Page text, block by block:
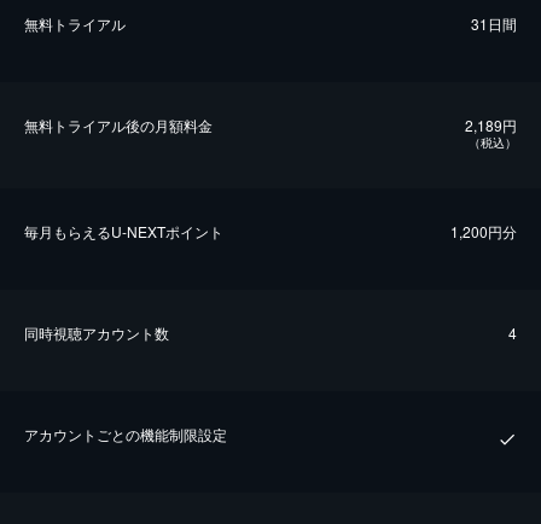
無料トライアル 31日間
無料トライアル後の⽉額料金 2,189円
（税込）
毎⽉もらえるU-NEXTポイント 1,200円分
同時視聴アカウント数 4
アカウントごとの機能制限設定